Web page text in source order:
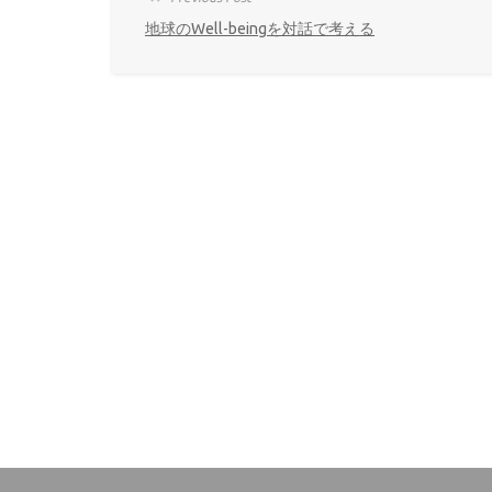
地球のWell-beingを対話で考える